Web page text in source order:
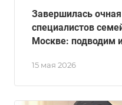
15 мая 2026
Завершилась
специалистов
Москве: подводим